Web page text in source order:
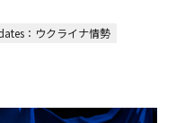
：ウクライナ情勢